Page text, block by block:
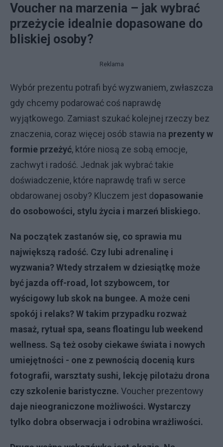
Voucher na marzenia – jak wybrać
przeżycie idealnie dopasowane do
bliskiej osoby?
Reklama
Wybór prezentu potrafi być wyzwaniem, zwłaszcza
gdy chcemy podarować coś naprawdę
wyjątkowego. Zamiast szukać kolejnej rzeczy bez
znaczenia, coraz więcej osób stawia na prezenty w
formie przeżyć, które niosą ze sobą emocje,
zachwyt i radość. Jednak jak wybrać takie
doświadczenie, które naprawdę trafi w serce
obdarowanej osoby? Kluczem jest dopasowanie
do osobowości, stylu życia i marzeń bliskiego.
Na początek zastanów się, co sprawia mu
największą radość. Czy lubi adrenalinę i
wyzwania? Wtedy strzałem w dziesiątkę może
być jazda off-road, lot szybowcem, tor
wyścigowy lub skok na bungee. A może ceni
spokój i relaks? W takim przypadku rozważ
masaż, rytuał spa, seans floatingu lub weekend
wellness. Są też osoby ciekawe świata i nowych
umiejętności - one z pewnością docenią kurs
fotografii, warsztaty sushi, lekcję pilotażu drona
czy szkolenie baristyczne. Voucher prezentowy
daje nieograniczone możliwości. Wystarczy
tylko dobra obserwacja i odrobina wrażliwości.